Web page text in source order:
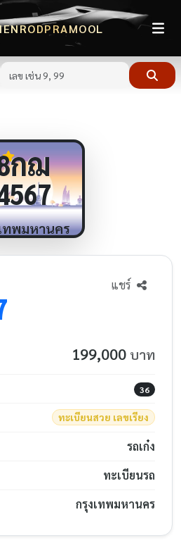
กฌ
ทพมหานคร
แชร์
199,000 บาท
36
ทะเบียนสวย เลขเรียง
รถเก๋ง
ทะเบียนรถ
กรุงเทพมหานคร